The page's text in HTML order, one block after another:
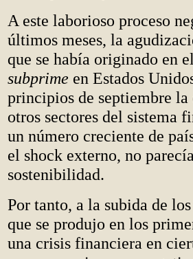
A este laborioso proceso
últimos meses, la
que se había originado en
subprime en Estados
principios de septiembre la
otros sectores del sistema
un número creciente de
el shock externo, no
sostenibilidad.
Por tanto, a la subida de
que se produjo en los
una crisis financiera en